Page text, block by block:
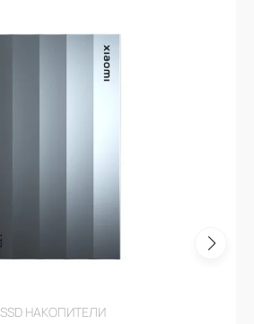
SSD НАКОПИТЕЛИ